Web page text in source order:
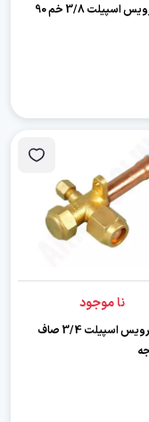
شیرسرویس اسپیلت 3/8 خم 90
نا موجود
شیر سرویس اسپیلت 3/4 صاف